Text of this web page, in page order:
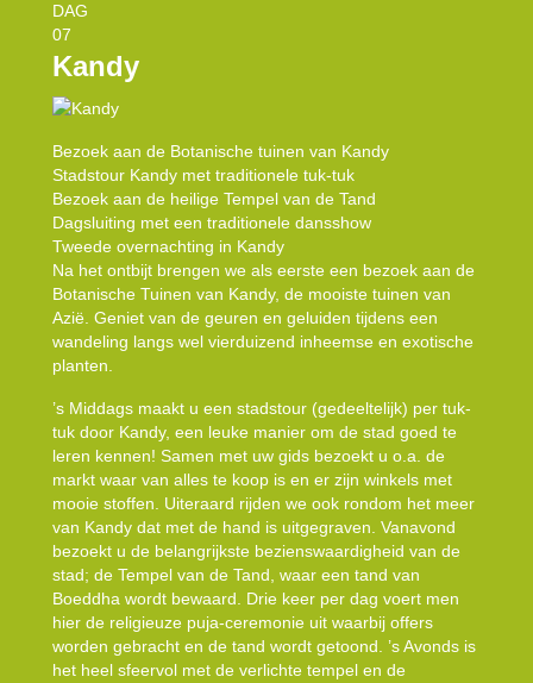
DAG
07
Kandy
Bezoek aan de Botanische tuinen van Kandy
Stadstour Kandy met traditionele tuk-tuk
Bezoek aan de heilige Tempel van de Tand
Dagsluiting met een traditionele dansshow
Tweede overnachting in Kandy
Na het ontbijt brengen we als eerste een bezoek aan de
Botanische Tuinen van Kandy, de mooiste tuinen van
Azië. Geniet van de geuren en geluiden tijdens een
wandeling langs wel vierduizend inheemse en exotische
planten.
’s Middags maakt u een stadstour (gedeeltelijk) per tuk-
tuk door Kandy, een leuke manier om de stad goed te
leren kennen! Samen met uw gids bezoekt u o.a. de
markt waar van alles te koop is en er zijn winkels met
mooie stoffen. Uiteraard rijden we ook rondom het meer
van Kandy dat met de hand is uitgegraven. Vanavond
bezoekt u de belangrijkste bezienswaardigheid van de
stad; de Tempel van de Tand, waar een tand van
Boeddha wordt bewaard. Drie keer per dag voert men
hier de religieuze puja-ceremonie uit waarbij offers
worden gebracht en de tand wordt getoond. ’s Avonds is
het heel sfeervol met de verlichte tempel en de